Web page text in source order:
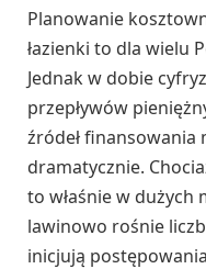
Planowanie
łazienki to dla wielu
Jednak w dobie
przepływów
źródeł finansowania
dramatycznie.
to właśnie w dużych
lawinowo rośnie
inicjują